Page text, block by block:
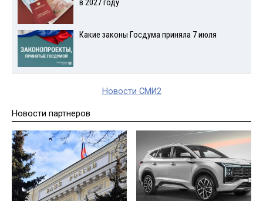
в 2027 году
Какие законы Госдума приняла 7 июля
Новости СМИ2
Новости партнеров